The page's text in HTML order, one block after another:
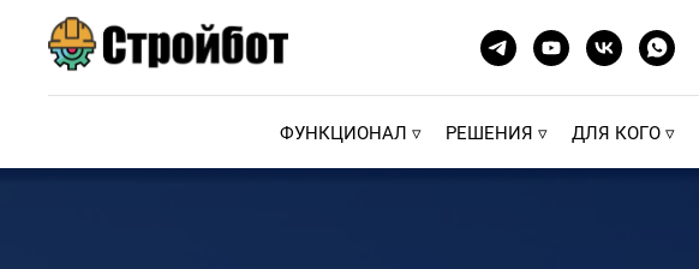
ФУНКЦИОНАЛ ▿ РЕШЕНИЯ ▿ ДЛЯ КОГО ▿